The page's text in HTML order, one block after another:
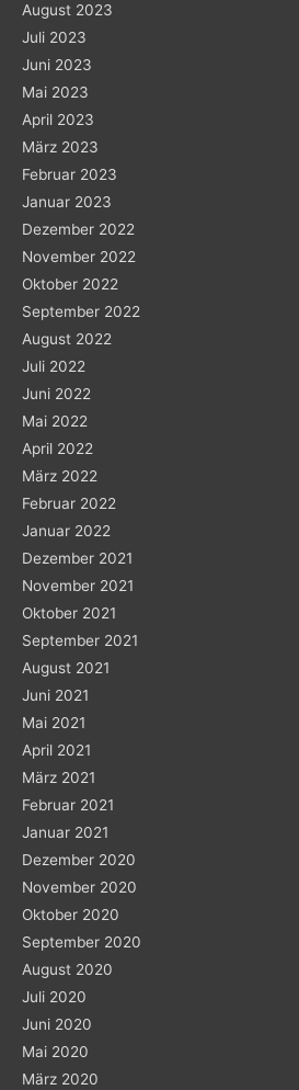
August 2023
Juli 2023
Juni 2023
Mai 2023
April 2023
März 2023
Februar 2023
Januar 2023
Dezember 2022
November 2022
Oktober 2022
September 2022
August 2022
Juli 2022
Juni 2022
Mai 2022
April 2022
März 2022
Februar 2022
Januar 2022
Dezember 2021
November 2021
Oktober 2021
September 2021
August 2021
Juni 2021
Mai 2021
April 2021
März 2021
Februar 2021
Januar 2021
Dezember 2020
November 2020
Oktober 2020
September 2020
August 2020
Juli 2020
Juni 2020
Mai 2020
März 2020